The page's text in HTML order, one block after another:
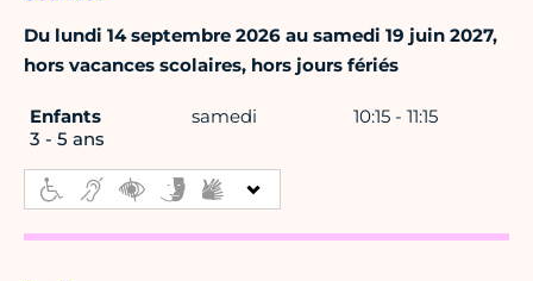
Du lundi 14 septembre 2026 au samedi 19 juin 2027,
hors vacances scolaires, hors jours fériés
Enfants
3 - 5 ans
samedi 10:15 - 11:15